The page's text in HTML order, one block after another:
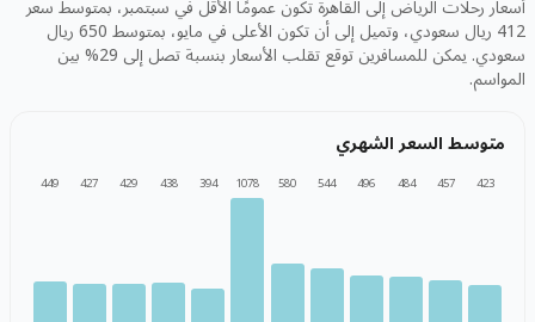
أسعار رحلات الرياض إلى القاهرة تكون عمومًا الأقل في سبتمبر، بمتوسط سعر
412 ريال سعودي، وتميل إلى أن تكون الأعلى في مايو، بمتوسط 650 ريال
سعودي. يمكن للمسافرين توقع تقلب الأسعار بنسبة تصل إلى 29% بين
المواسم.
متوسط السعر الشهري
423
457
484
496
544
580
1078
394
438
429
427
449